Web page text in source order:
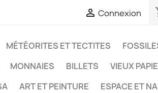
 Connexion
MÉTÉORITES ET TECTITES
MONNAIES BILLETS
VIEUX
ART ET PEINTURE
ESPACE ET